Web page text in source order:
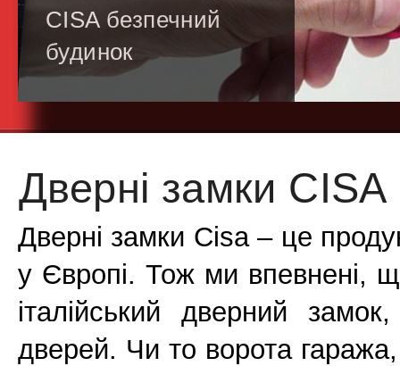
CISA безпечний
будинок
Дверні замки CISA
Дверні замки Cisa – це
у Європі. Тож ми впевнені,
італійський дверний
дверей. Чи то ворота гаража,